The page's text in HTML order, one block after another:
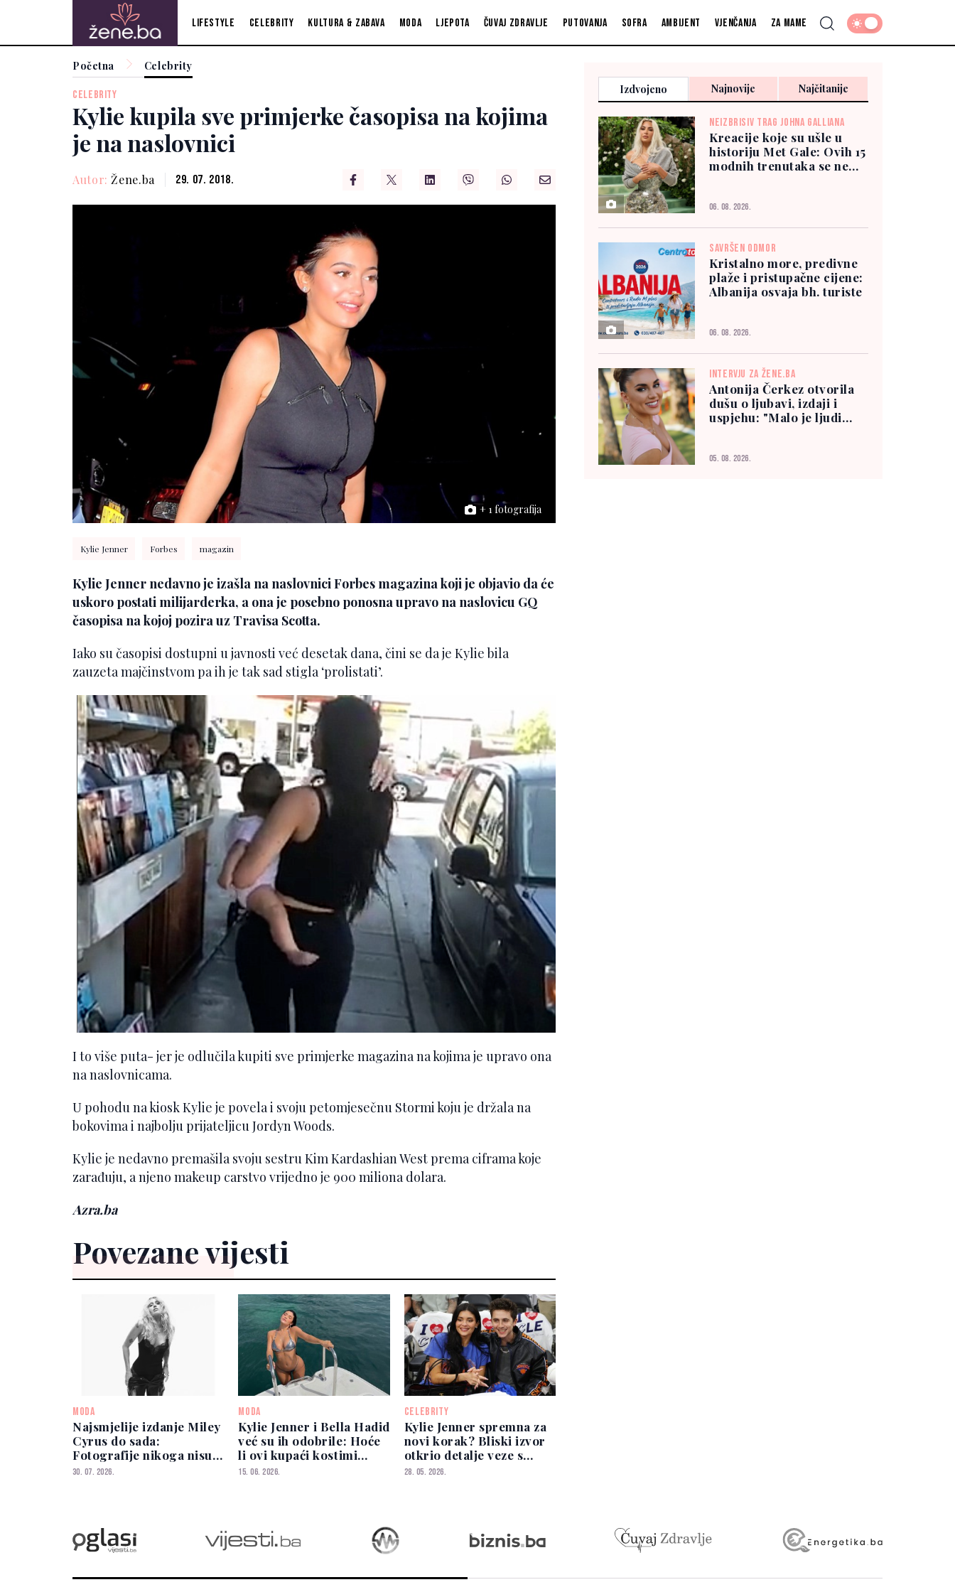
Lifestyle Celebrity Kultura & zabava Moda Ljepota Čuvaj zdravlje Putovanja Sofra Ambijent Vjenčanja Za mame
Početna Celebrity
CELEBRITY
Kylie kupila sve primjerke časopisa na kojima
je na naslovnici
Autor: Žene.ba 29. 07. 2018.
+ 1 fotografija
Kylie Jenner Forbes magazin
Kylie Jenner nedavno je izašla na naslovnici Forbes magazina koji je objavio da će
uskoro postati milijarderka, a ona je posebno ponosna upravo na naslovicu GQ
časopisa na kojoj pozira uz Travisa Scotta.
Iako su časopisi dostupni u javnosti već desetak dana, čini se da je Kylie bila
zauzeta majčinstvom pa ih je tak sad stigla ‘prolistati’.
I to više puta- jer je odlučila kupiti sve primjerke magazina na kojima je upravo ona
na naslovnicama.
U pohodu na kiosk Kylie je povela i svoju petomjesečnu Stormi koju je držala na
bokovima i najbolju prijateljicu Jordyn Woods.
Kylie je nedavno premašila svoju sestru Kim Kardashian West prema ciframa koje
zarađuju, a njeno makeup carstvo vrijedno je 900 miliona dolara.
Azra.ba
Povezane vijesti
MODA
Najsmjelije izdanje Miley
Cyrus do sada:
Fotografije nikoga nisu
ostavile ravnodušnim
30. 07. 2026.
MODA
Kylie Jenner i Bella Hadid
već su ih odobrile: Hoće
li ovi kupaći kostimi
zavladati plažama?
15. 06. 2026.
CELEBRITY
Kylie Jenner spremna za
novi korak? Bliski izvor
otkrio detalje veze s
Chalametom
28. 05. 2026.
Izdvojeno Najnovije Najčitanije
NEIZBRISIV TRAG JOHNA GALLIANA
Kreacije koje su ušle u
historiju Met Gale: Ovih 15
modnih trenutaka se ne
06. 08. 2026.
SAVRŠEN ODMOR
Kristalno more, predivne
plaže i pristupačne cijene:
Albanija osvaja bh. turiste
06. 08. 2026.
INTERVJU ZA ŽENE.BA
Antonija Čerkez otvorila
dušu o ljubavi, izdaji i
uspjehu: "Malo je ljudi
05. 08. 2026.